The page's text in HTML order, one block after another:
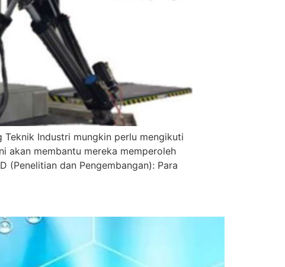
Industri mungkin perlu mengikuti
akan membantu mereka memperoleh
(Penelitian dan Pengembangan): Para